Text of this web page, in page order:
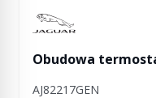
Manufactured by
Obudowa
AJ82217GEN